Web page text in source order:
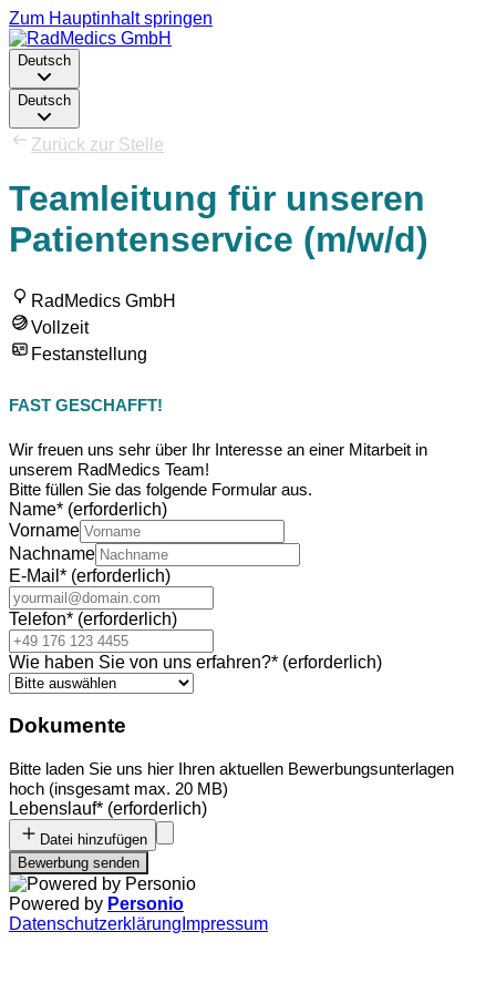
Zum Hauptinhalt springen
Deutsch
Deutsch
Zurück zur Stelle
Teamleitung für unseren
Patientenservice (m/w/d)
RadMedics GmbH
Vollzeit
Festanstellung
FAST GESCHAFFT!
Wir freuen uns sehr über Ihr Interesse an einer Mitarbeit in
unserem RadMedics Team!
Bitte füllen Sie das folgende Formular aus.
Name* (erforderlich)
Vorname
Nachname
E-Mail * (erforderlich)
Telefon* (erforderlich)
Wie haben Sie von uns erfahren?* (erforderlich)
Dokumente
Bitte laden Sie uns hier Ihren aktuellen Bewerbungsunterlagen
hoch (insgesamt max. 20 MB)
Lebenslauf* (erforderlich)
Datei hinzufügen
Bewerbung senden
Powered by Personio
Datenschutzerklärung Impressum